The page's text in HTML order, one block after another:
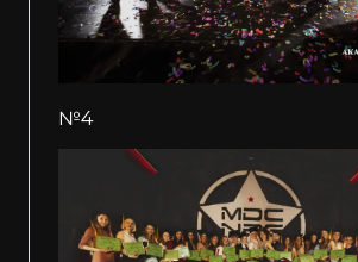
№4